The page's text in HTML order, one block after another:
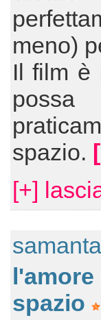
meno)
Il film è
possa
spazio.
[+]
samanta
spazio